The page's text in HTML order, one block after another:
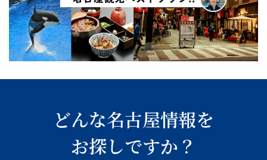
どんな名古屋情報を
お探しですか？